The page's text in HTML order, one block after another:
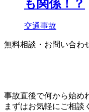
も関係！？
交通事故
無料相談・お問い合わ
事故直後で何から始め
まずはお気軽にご相談